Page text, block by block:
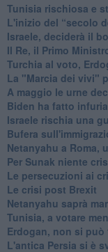
Tunisia rischiosa e
L'inizio del “secolo
Israele, deciderà il
Il Re, il Primo
Turchia al voto,
La "Marcia dei vivi"
A maggio le urne
Biden ha fatto
Israele rischia una
Bufera
Netanyahu a Roma,
Per Sunak niente
Le persecuzioni ai
Le crisi post Brexit
Netanyahu saprà
Tunisia, a votare
Erdogan, non si può
L'antica Persia si è